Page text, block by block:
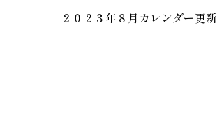
２０２３年８月カレンダー更